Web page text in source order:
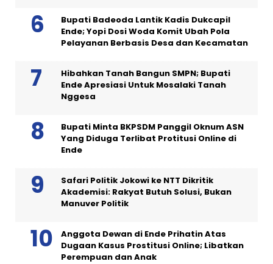
Bupati Badeoda Lantik Kadis Dukcapil
Ende; Yopi Dosi Woda Komit Ubah Pola
Pelayanan Berbasis Desa dan Kecamatan
Hibahkan Tanah Bangun SMPN; Bupati
Ende Apresiasi Untuk Mosalaki Tanah
Nggesa
Bupati Minta BKPSDM Panggil Oknum ASN
Yang Diduga Terlibat Protitusi Online di
Ende
Safari Politik Jokowi ke NTT Dikritik
Akademisi: Rakyat Butuh Solusi, Bukan
Manuver Politik
Anggota Dewan di Ende Prihatin Atas
Dugaan Kasus Prostitusi Online; Libatkan
Perempuan dan Anak